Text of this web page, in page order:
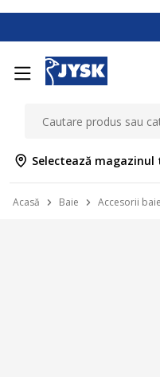
Selectează magazinul
Acasă Baie Accesorii baie